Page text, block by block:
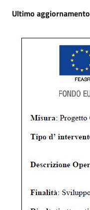
Ultimo aggiornamento